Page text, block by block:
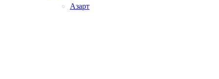
Азарт